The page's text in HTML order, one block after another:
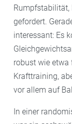
gefordert.
interessant: Es
robust wie etwa
Krafttraining,
vor allem auf
In einer